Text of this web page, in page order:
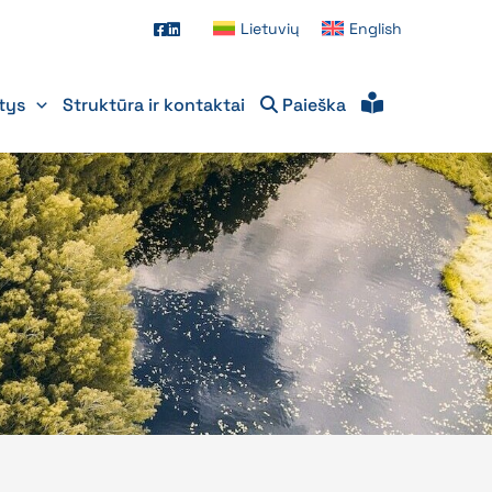
Lietuvių English
Struktūra ir kontaktai Paieška